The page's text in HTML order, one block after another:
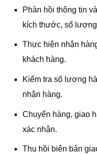
Phản hồi thông tin
kích thước, số
Thực hiện nhận
khách hàng.
Kiểm tra số lương
nhận hàng.
Chuyển hàng, giao
xác nhận.
Thu hồi biên bản